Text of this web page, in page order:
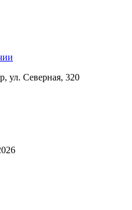
ул. Северная, 320